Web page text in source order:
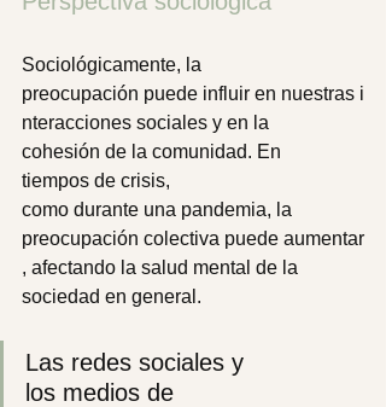
Sociológicamente, la
preocupación puede influir en nuestras i
nteracciones sociales y en la
cohesión de la comunidad. En
tiempos de crisis,
como durante una pandemia, la
preocupación colectiva puede aumentar
, afectando la salud mental de la
sociedad en general.
Las redes sociales y
los medios de